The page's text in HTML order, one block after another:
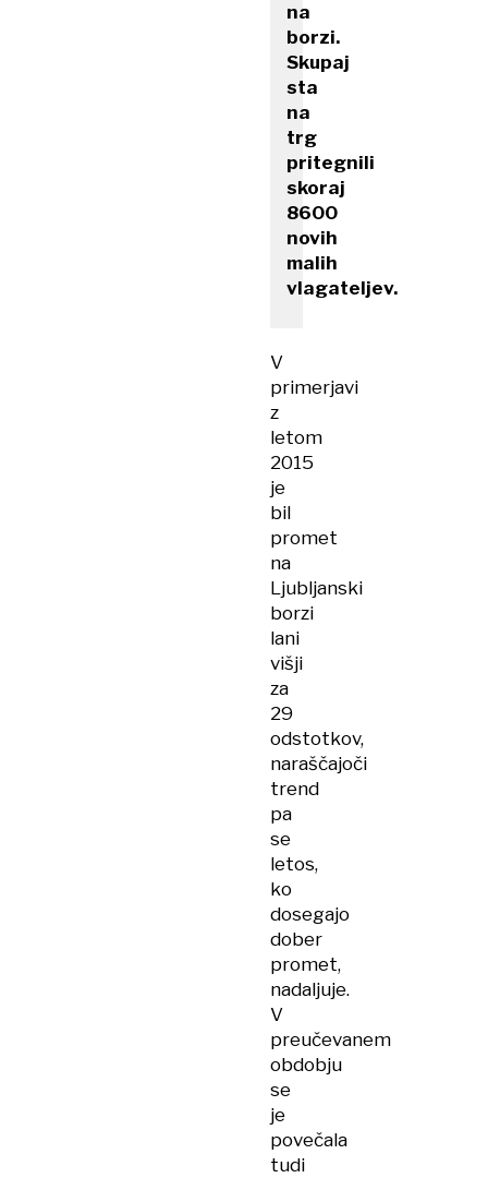
na
borzi.
Skupaj
sta
na
trg
pritegnili
skoraj
8600
novih
malih
vlagateljev.
V
primerjavi
z
letom
2015
je
bil
promet
na
Ljubljanski
borzi
lani
višji
za
29
odstotkov,
naraščajoči
trend
pa
se
letos,
ko
dosegajo
dober
promet,
nadaljuje.
V
preučevanem
obdobju
se
je
povečala
tudi